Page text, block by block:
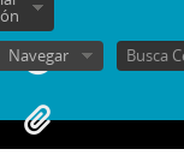
Navegar
Bautista Rossetti Colombino
Pía Fuentealba de Zalaquett
de Santiago a Jorge Alessandri
de Agricultura a Jorge Alessandri